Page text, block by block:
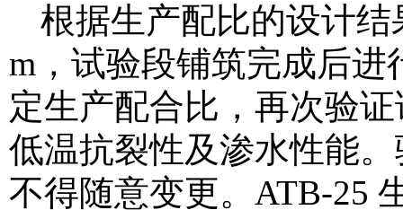
根据生产配比的设计
m，试验段铺筑完成后
定生产配合比，再次验
低温抗裂性及渗水性能
不得随意变更。ATB-25